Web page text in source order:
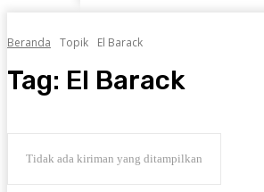
Beranda Topik El Barack
Tag: El Barack
Tidak ada kiriman yang ditampilkan